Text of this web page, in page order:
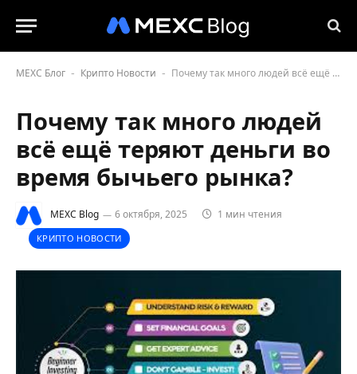
MEXC Блог - Крипто Новости - Почему так много людей всё ещё теряют деньги во время бычьего рынка?
Почему так много людей
всё ещё теряют деньги во
время бычьего рынка?
MEXC Blog 6 октября, 2025 1 мин чтения
КРИПТО НОВОСТИ